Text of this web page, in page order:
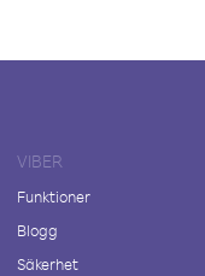
VIBER
Funktioner
Blogg
Säkerhet